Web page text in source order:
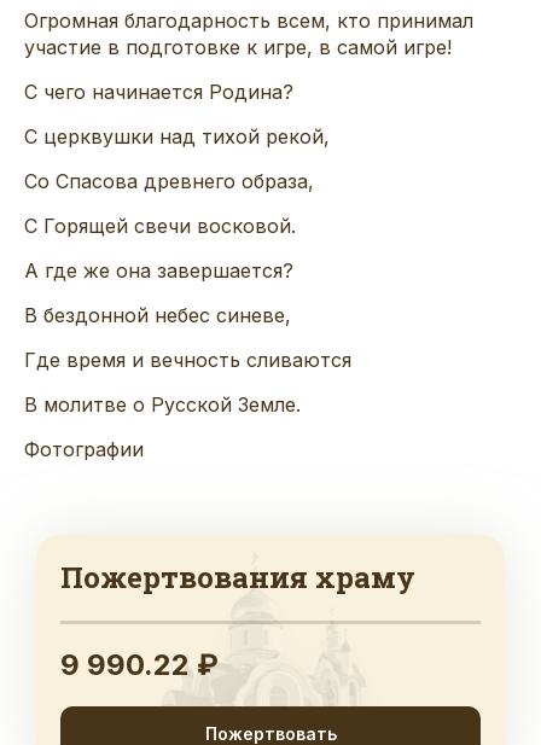
Огромная благодарность всем, кто принимал
участие в подготовке к игре, в самой игре!
С чего начинается Родина?
С церквушки над тихой рекой,
Со Спасова древнего образа,
С Горящей свечи восковой.
А где же она завершается?
В бездонной небес синеве,
Где время и вечность сливаются
В молитве о Русской Земле.
Фотографии
Пожертвования храму
9 990.22 ₽
Пожертвовать